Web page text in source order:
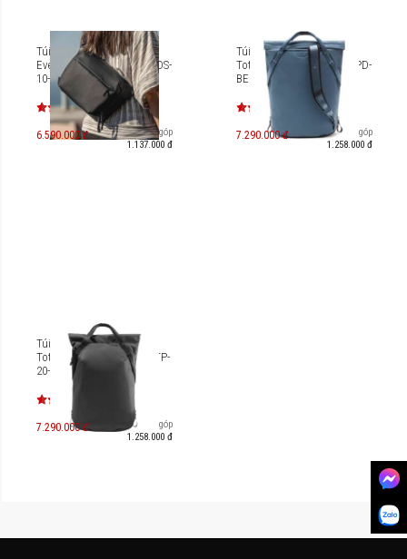
Túi đeo Peak Design
Everyday Sling V3 10L [BEDS-
10-3]
6.590.000 đ
Trả góp
1.137.000 đ
Túi Peak Design Everyday
Totepack 20L V3 - Ocean [PD-
BEDTP-20-DS-3]
7.290.000 đ
Trả góp
1.258.000 đ
Túi Peak Design Everyday
Totepack 20L V3 [PD-BEDTP-
20-3]
7.290.000 đ
Trả góp
1.258.000 đ